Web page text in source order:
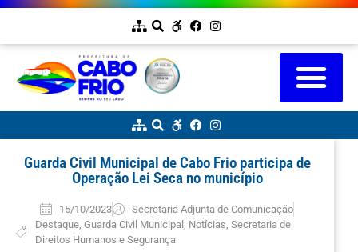
Guarda Civil Municipal de Cabo Frio participa de
Operação Lei Seca no município
15/10/2023
Secretaria Adjunta de Comunicação
Destaque, Guarda Civil Municipal Notícias Secretaria de
Direitos Humanos e Segurança